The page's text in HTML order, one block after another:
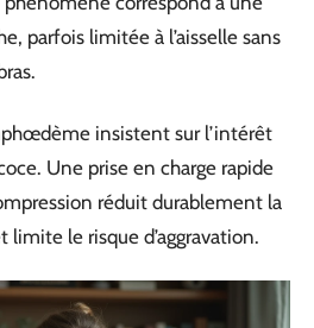
parfois limitée à l’aisselle sans
insistent sur l’intérêt
Une prise en charge rapide
réduit durablement la
le risque d’aggravation.